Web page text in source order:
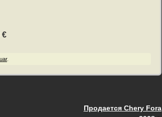
€
.
Продается Chery Fora